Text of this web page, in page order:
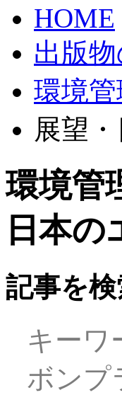
HOME
出版
環境
展望
環境管
日本
記事を
キー
ボンプ